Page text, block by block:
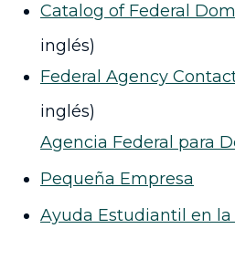
Catalog of Federal
inglés)
Federal Agency
inglés)
Agencia Federal para
Pequeña Empresa
Ayuda Estudiantil en